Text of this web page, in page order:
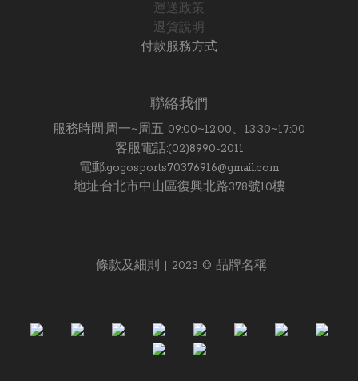
運送政策
退貨說明
付款服務方式
聯絡我們
服務時間:周一~周五 09:00~12:00、13:30~17:00
客服電話:(02)8990-2011
電郵:gogosports70376916@gmail.com
地址:台北市中山區復興北路378號10樓
條款及細則 | 2023 © 品牌名稱